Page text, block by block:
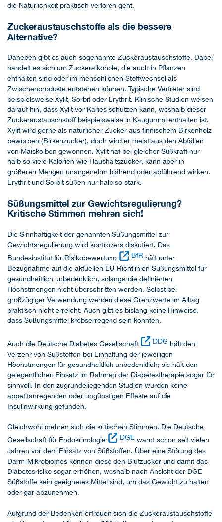
die Natürlichkeit praktisch verloren geht.
Zuckeraustauschstoffe als die bessere
Alternative?
Daneben gibt es auch sogenannte Zuckeraustauschstoffe. Dabei
handelt es sich um Zuckeralkohole, die auch in Pflanzen
enthalten sind oder im menschlichen Stoffwechsel als
Zwischenprodukte entstehen können. Typische Vertreter sind
beispielsweise Xylit, Sorbit oder Erythrit. Klinische Studien weisen
darauf hin, dass Xylit vor Karies schützen kann, weshalb dieser
Zuckeraustauschstoff beispielsweise in Kaugummi enthalten ist.
Xylit wird gerne als natürlicher Zucker aus finnischem Birkenholz
beworben (Birkenzucker), doch wird er meist aus den Abfällen
von Maiskolben gewonnen. Xylit hat bei gleicher Süßkraft nur
halb so viele Kalorien wie Haushaltszucker, kann aber in
größeren Mengen unangenehm blähend oder abführend wirken.
Erythrit und Sorbit süßen nur halb so stark.
Süßungsmittel zur Gewichtsregulierung?
Kritische Stimmen mehren sich!
Die Sinnhaftigkeit der genannten Süßungsmittel zur
Gewichtsregulierung wird kontrovers diskutiert. Das
Bundesinstitut für Risikobewertung
BfR hält unter
Bezugnahme auf die aktuellen EU-Richtlinien Süßungsmittel für
gesundheitlich unbedenklich, solange die definierten
Höchstmengen nicht überschritten werden. Selbst bei
großzügiger Verwendung werden diese Grenzwerte im Alltag
praktisch nicht erreicht. Auch gibt es bislang keine Hinweise,
dass Süßungsmittel krebserregend sein könnten.
Auch die Deutsche Diabetes Gesellschaft DDG hält den
Verzehr von Süßstoffen bei Einhaltung der jeweiligen
Höchstmengen für gesundheitlich unbedenklich; sie hält den
gelegentlichen Einsatz im Rahmen der Diabetestherapie sogar für
sinnvoll. In den zugrundeliegenden Studien wurden keine
appetitanregenden oder ungünstigen Effekte auf die
Insulinwirkung gefunden.
Gleichwohl mehren sich die kritischen Stimmen. Die Deutsche
Gesellschaft für Endokrinologie
DGE warnt schon seit vielen
Jahren vor dem Einsatz von Süßstoffen. Über eine Störung des
Darm-Mikrobiomes können diese den Blutzucker und damit das
Diabetesrisiko sogar erhöhen, weshalb nach Ansicht der DGE
Süßstoffe kein geeignetes Mittel sind, um das Gewicht zu halten
oder gar abzunehmen.
Aufgrund der Bedenken erfreuen sich die Zuckeraustauschstoffe